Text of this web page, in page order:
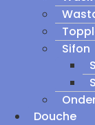
Sifon
Douche